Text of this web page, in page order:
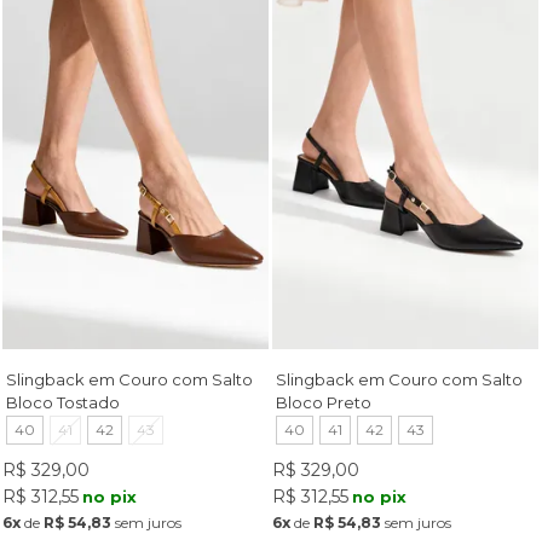
Slingback em Couro com Salto
Bloco Tostado
40 41 42 43
R$ 329,00
R$ 312,55 no pix
6xde R$ 54,83 sem juros
Slingback em Couro com Salto
Bloco Preto
40 41 42 43
R$ 329,00
R$ 312,55 no pix
6x de R$ 54,83 sem juros